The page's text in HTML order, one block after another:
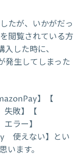
たが、いかがだっ
閲覧されている方
した時に、
発生してしまった
】【
敗】【
ラー】
使えない】とい
います。